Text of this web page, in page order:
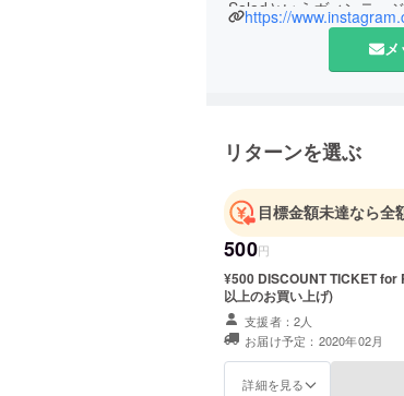
Saladというヴィンテー
https://
リターンを選ぶ
目標金額未達なら全
500円
¥500 DISCOUNT TICKET
以上のお買い上げ)
支援者：2人
お届け予定：2020年02月
詳細を見る